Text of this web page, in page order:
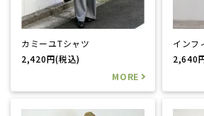
2025/07/19
毎日の暮らしにそっと寄り添う「ド定
ィニティシャツ新発売
2025/07/06
100双ブロードでつくるコクーン風な
カミーユTシャツ
2,420円(税込)
インフ
2,640